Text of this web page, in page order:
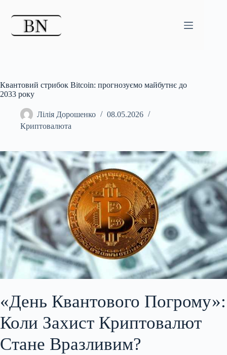
Квантовий стрибок Bitcoin: прогнозуємо майбутнє до
2033 року
Лілія Дорошенко
08.05.2026
Криптовалюта
«День Квантового Погрому»:
Коли Захист Криптовалют
Стане Вразливим?